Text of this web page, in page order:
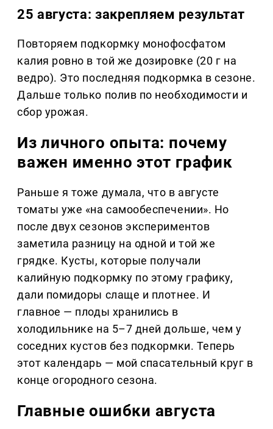
25 августа: закрепляем результат
Повторяем подкормку монофосфатом
калия ровно в той же дозировке (20 г на
ведро). Это последняя подкормка в сезоне.
Дальше только полив по необходимости и
сбор урожая.
Из личного опыта: почему
важен именно этот график
Раньше я тоже думала, что в августе
томаты уже «на самообеспечении». Но
после двух сезонов экспериментов
заметила разницу на одной и той же
грядке. Кусты, которые получали
калийную подкормку по этому графику,
дали помидоры слаще и плотнее. И
главное — плоды хранились в
холодильнике на 5–7 дней дольше, чем у
соседних кустов без подкормки. Теперь
этот календарь — мой спасательный круг в
конце огородного сезона.
Главные ошибки августа